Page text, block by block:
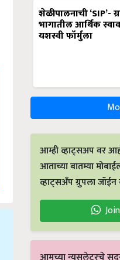
शेळीपालनाची ‘SIP’-
भागातील आर्थिक
यशस्वी फॉर्मुला
आम्ही व्हाट्सअप वर
आताच्या बातम्या
व्हाट्सअँप ग्रुपला